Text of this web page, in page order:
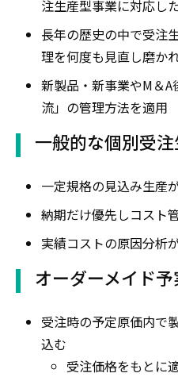
注生産型事業に対応し
長年の歴史の中で受注
理を何度も見直し磨か
新製品・新事業やM＆
流」の管理方法を適用
一般的な個別受
一定規格の見込み生産
納期だけ優先しコスト
実績コストの原因分析
オーダーメイド
受注時の予定原価内で
込む
受注価格をもとに